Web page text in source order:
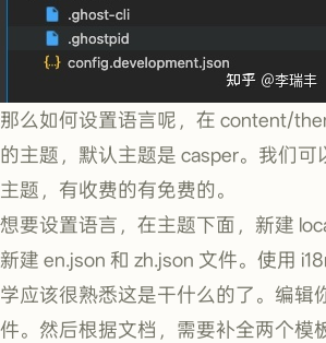
那么如何设置语言呢，在 content/
的主题，默认主题是 casper。我们可
主题，有收费的有免费的。
想要设置语言，在主题下面，新建
新建 en.json 和 zh.json 文件。使用
学应该很熟悉这是干什么的了。编辑
件。然后根据文档，需要补全两个模